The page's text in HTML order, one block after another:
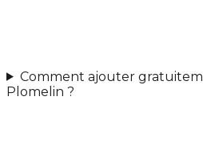
Comment ajouter
Plomelin ?